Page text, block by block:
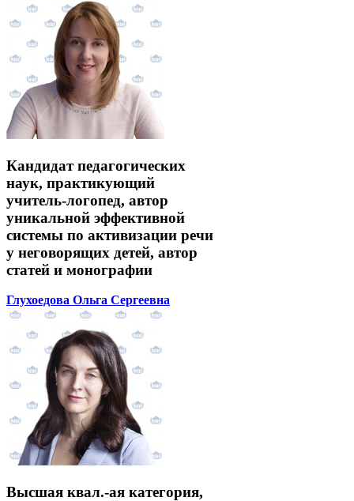
Кандидат педагогических
наук, практикующий
учитель-логопед, автор
уникальной эффективной
системы по активизации речи
у неговорящих детей, автор
статей и монографии
Глухоедова Ольга Сергеевна
Высшая квал.-ая категория,